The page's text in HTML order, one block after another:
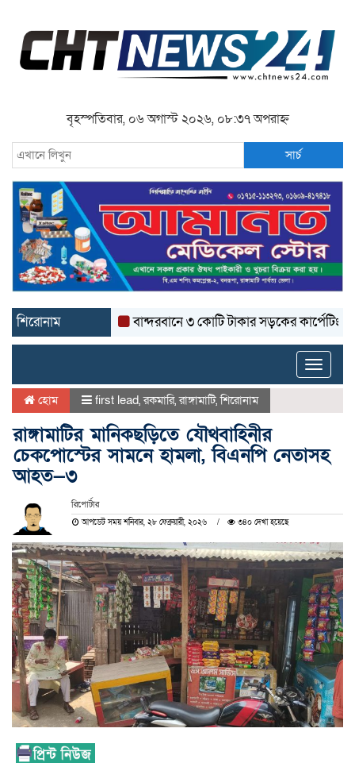
বৃহস্পতিবার, ০৬ অগাস্ট ২০২৬, ০৮:৩৭ অপরাহ্ন
সার্চ
শিরোনাম বান্দরবানে ৩ কোটি টাকার সড়কের কার্পেটিং উঠে
Toggle
হোম first lead,রকমারি,রাঙ্গামাটি,শিরোনাম
রাঙ্গামাটির মানিকছড়িতে যৌথবাহিনীর
চেকপোস্টের সামনে হামলা, বিএনপি নেতাসহ
আহত—৩
রিপোর্টার
আপডেট সময় শনিবার, ২৮ ফেব্রুয়ারী, ২০২৬ ৩৪০ দেখা হয়েছে